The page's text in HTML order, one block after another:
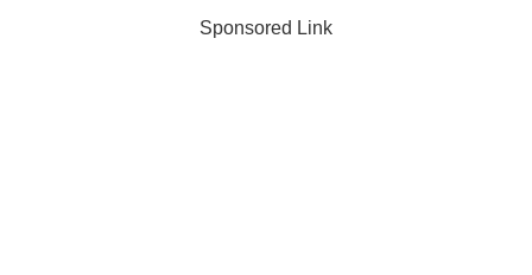
Sponsored Link